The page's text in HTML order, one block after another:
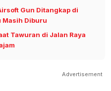
Gun Ditangkap di
Masih Diburu
Tawuran di Jalan Raya
Advertisement